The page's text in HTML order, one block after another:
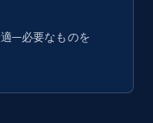
—必要なものを